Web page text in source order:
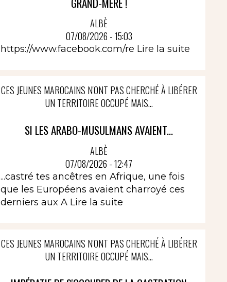
ALBÈ
07/08/2026 - 15:03
https://www.facebook.com/re Lire la suite
CES JEUNES MAROCAINS N'ONT PAS CHERCHÉ À LIBÉRER
UN TERRITOIRE OCCUPÉ MAIS...
SI LES ARABO-MUSULMANS AVAIENT...
ALBÈ
07/08/2026 - 12:47
...castré tes ancêtres en Afrique, une fois
que les Européens avaient charroyé ces
derniers aux A Lire la suite
CES JEUNES MAROCAINS N'ONT PAS CHERCHÉ À LIBÉRER
UN TERRITOIRE OCCUPÉ MAIS...